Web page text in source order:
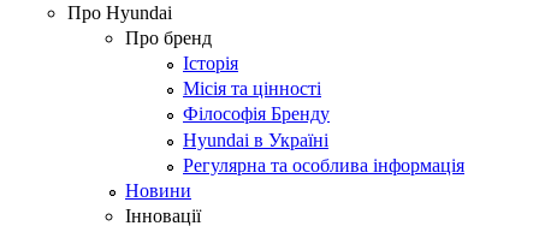
Про Hyundai
Про бренд
Історія
Місія та цінності
Філософія Бренду
Hyundai в Україні
Регулярна та особлива інформація
Новини
Інновації